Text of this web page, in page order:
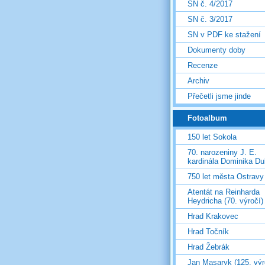
SN č. 4/2017
SN č. 3/2017
SN v PDF ke stažení
Dokumenty doby
Recenze
Archiv
Přečetli jsme jinde
Fotoalbum
150 let Sokola
70. narozeniny J. E.
kardinála Dominika
750 let města Ostravy
Atentát na Reinharda
Heydricha (70. výročí)
Hrad Krakovec
Hrad Točník
Hrad Žebrák
Jan Masaryk (125.